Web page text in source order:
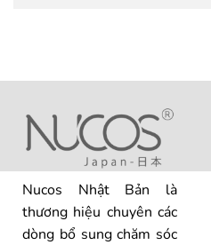
Nucos Nhật Bản là
thương hiệu chuyên các
dòng bổ sung chăm sóc